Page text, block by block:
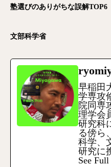
塾選びのありがちな誤解TOP6
文部科学省
早稲田
学専攻
院同専
理学会
研究科
る傍ら
科学、
研究に
See